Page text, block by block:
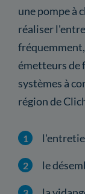
une pompe à
réaliser
émetteurs de
systèmes à
région de
le